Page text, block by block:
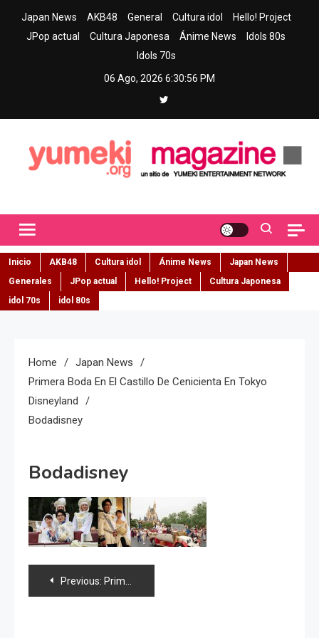
Japan News AKB48 General Cultura idol
Hello! Project
JPop actual
Cultura Japonesa Ánime News
Idols 80s
Idols 70s
06 Ago, 2026 6:30:57 PM
Inicio AKB48 Cultura idol Ánime News
Japan News
Generales
JPop actual Hello! Project
Cultura Japonesa
idol 70s
idol 80s
Home
Japan News
Primera Boda En El Castillo De Cenicienta En Tokyo
Disneyland
Bodadisney
Bodadisney
Navegación
Previous: Primera boda en el castillo de Cenicienta en Tokyo Disneyland